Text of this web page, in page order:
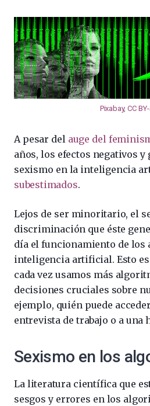
Pixabay,CC
A pesar del auge del
años, los efectos negativos
sexismo en la inteligencia
subestimados.
Lejos de ser minoritario, el
discriminación que éste
día el funcionamiento de los
inteligencia artificial. Esto
cada vez usamos más
decisiones cruciales sobre
ejemplo, quién puede
entrevista de trabajo o a una
Sexismo en los
La literatura científica que
sesgos y errores en los